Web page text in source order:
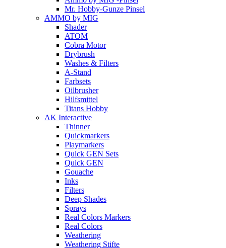
Mr. Hobby-Gunze Pinsel
AMMO by MIG
Shader
ATOM
Cobra Motor
Drybrush
Washes & Filters
A-Stand
Farbsets
Oilbrusher
Hilfsmittel
Titans Hobby
AK Interactive
Thinner
Quickmarkers
Playmarkers
Quick GEN Sets
Quick GEN
Gouache
Inks
Filters
Deep Shades
Sprays
Real Colors Markers
Real Colors
Weathering
Weathering Stifte